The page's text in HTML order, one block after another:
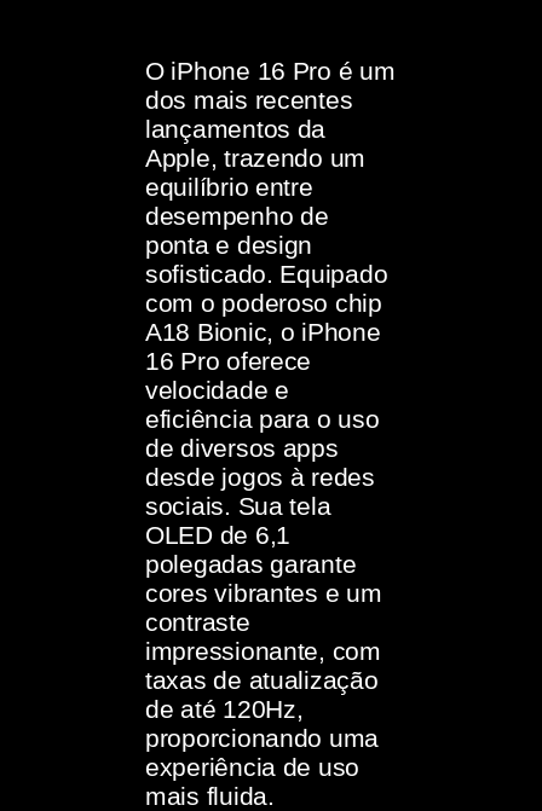
O iPhone 16 Pro é um
dos mais recentes
lançamentos da
Apple, trazendo um
equilíbrio entre
desempenho de
ponta e design
sofisticado. Equipado
com o poderoso chip
A18 Bionic, o iPhone
16 Pro oferece
velocidade e
eficiência para o uso
de diversos apps
desde jogos à redes
sociais. Sua tela
OLED de 6,1
polegadas garante
cores vibrantes e um
contraste
impressionante, com
taxas de atualização
de até 120Hz,
proporcionando uma
experiência de uso
mais fluida.